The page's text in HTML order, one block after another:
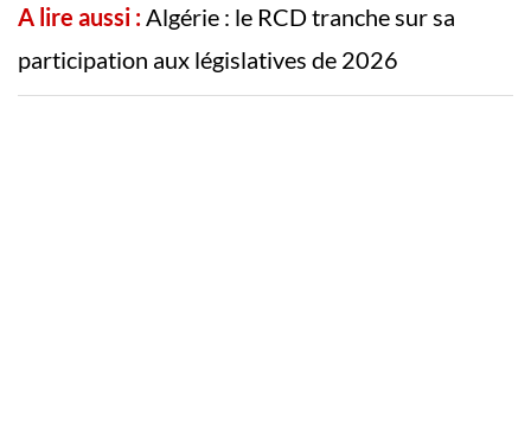
A lire aussi :Algérie : le RCD tranche sur sa
participation aux législatives de 2026